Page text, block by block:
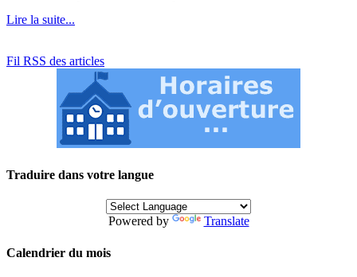
Lire la suite...
Fil RSS des articles
Traduire dans votre langue
Powered by Translate
Calendrier du mois